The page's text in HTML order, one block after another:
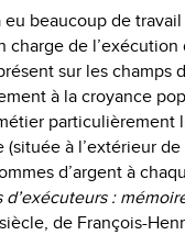
beaucoup de
charge de
sur les champs
à la croyance
(située à l’extérieur
d’argent à
:
de François-